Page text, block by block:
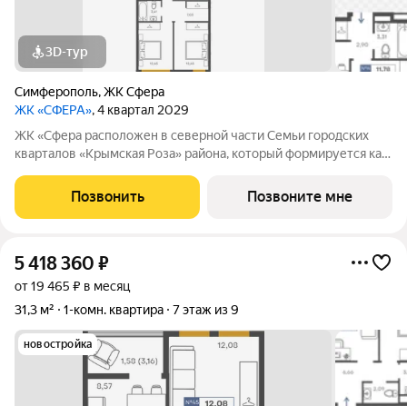
3D-тур
Симферополь,ЖК Сфера
ЖК «СФЕРА», 4 квартал 2029
ЖК «Сфера расположен в северной части Семьи городских
кварталов «Крымская Роза» района, который формируется как
«Сфера» состоит из восьми домов высотой в 8 и 9 этажей.
Выбор для тех, кто смотрит
Позвонить Позвоните мне
5 418 360 ₽
от 19 465 ₽ в месяц
31,3 м²
1-комн. квартира 7 этаж из 9
новостройка